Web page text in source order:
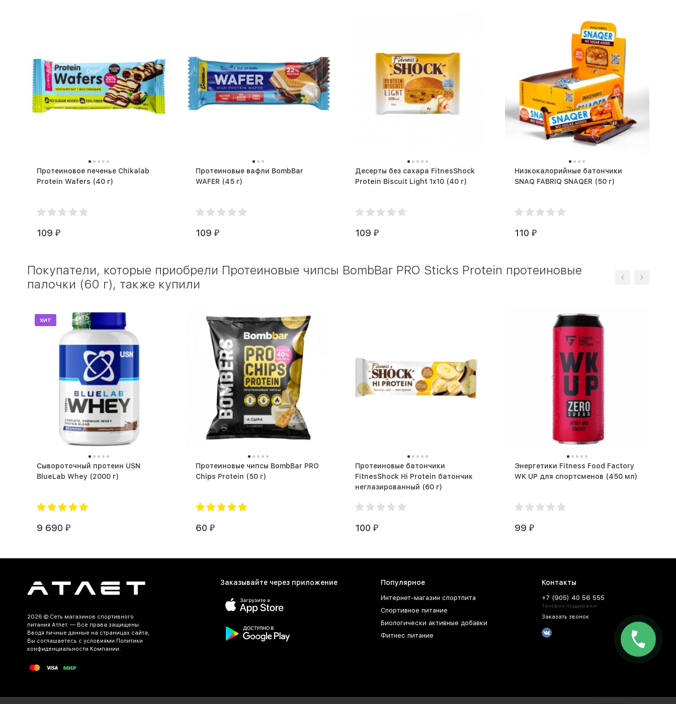
Протеиновое печенье Chikalab
Protein Wafers (40 г)
109 ₽
Протеиновые вафли BombBar
WAFER (45 г)
109 ₽
Десерты без сахара FitnesShock
Protein Biscuit Light 1x10 (40 г)
109 ₽
Низкокалорийные батончики
SNAQ FABRIQ SNAQER (50 г)
110 ₽
Покупатели, которые приобрели Протеиновые чипсы BombBar PRO Sticks Protein протеиновые
палочки (60 г), также купили
хит
Сывороточный протеин USN
BlueLab Whey (2000 г)
9 690 ₽
Протеиновые чипсы BombBar PRO
Chips Protein (50 г)
60 ₽
Протеиновые батончики
FitnesShock Hi Protein батончик
неглазированный (60 г)
100 ₽
Энергетики Fitness Food Factory
WK UP для спортсменов (450 мл)
99 ₽
2026 © Сеть магазинов спортивного
питания Атлет. — Все права защищены.
Вводя личные данные на страницах сайта,
Вы соглашаетесь c условиями Политики
конфиденциальности Компании.
Заказывайте через приложение Популярное
Интернет-магазин спортпита
Спортивное питание
Биологически активные добавки
Фитнес питание
Контакты
+7 (905) 40 56 555
Телефон поддержки
Заказать звонок